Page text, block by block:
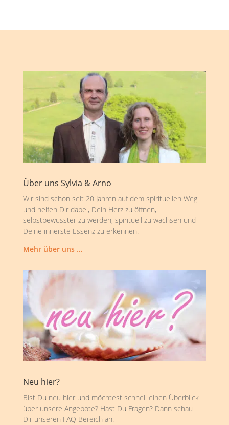
Über uns Sylvia & Arno
Wir sind schon seit 20 Jahren auf dem spirituellen Weg
und helfen Dir dabei, Dein Herz zu öffnen,
selbstbewusster zu werden, spirituell zu wachsen und
Deine innerste Essenz zu erkennen.
Mehr über uns …
Neu hier?
Bist Du neu hier und möchtest schnell einen Überblick
über unsere Angebote? Hast Du Fragen? Dann schau
Dir unseren FAQ Bereich an.